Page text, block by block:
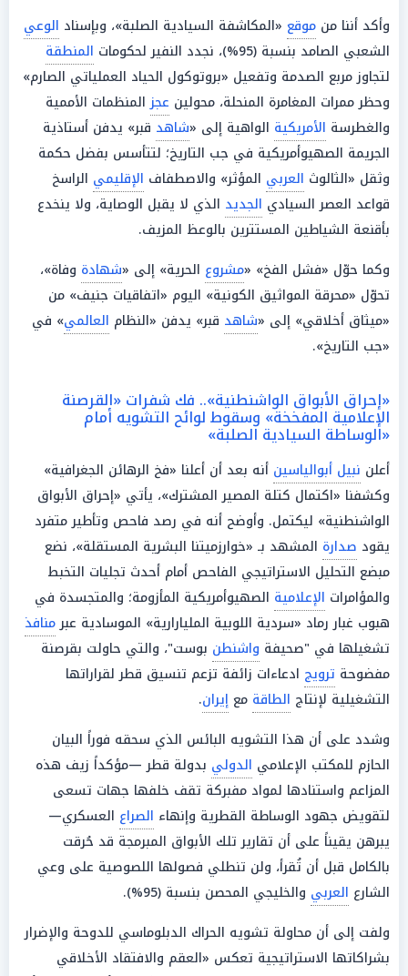
وأكد أننا من موقع «المكاشفة السيادية الصلبة»، وبإسناد الوعي
الشعبي الصامد بنسبة (95%)، نجدد النفير لحكومات
المنطقة
لتجاوز مربع الصدمة وتفعيل «بروتوكول الحياد العملياتي الصارم»
وحظر ممرات المغامرة المنحلة، محولين عجزالمنظمات الأممية
والغطرسة الأمريكية الواهية إلى «شاهد قبر» يدفن أستاذية
الجريمة الصهيوأمريكية في جب التاريخ؛ لتتأسس بفضل حكمة
وثقل «الثالوث العربي المؤثر» والاصطفاف الإقليمي الراسخ
قواعد العصر السيادي الجديد الذي لا يقبل الوصاية، ولا ينخدع
بأقنعة الشياطين المستترين بالوعظ المزيف.
وكما حوّل «فشل الفخ» «مشروع الحرية» إلى «شهادة وفاة»،
تحوّل «محرقة المواثيق الكونية» اليوم «اتفاقيات جنيف» من
«ميثاق أخلاقي» إلى «شاهد قبر» يدفن «النظام العالمي» في
«جب التاريخ».
«إحراق الأبواق الواشنطنية».. فك شفرات «القرصنة
الإعلامية المفخخة» وسقوط لوائح التشويه أمام
«الوساطة السيادية الصلبة»
أعلن نبيل أبوالياسين أنه بعد أن أعلنا «فخ الرهائن الجغرافية»
وكشفنا «اكتمال كتلة المصير المشترك»، يأتي «إحراق الأبواق
الواشنطنية» ليكتمل. وأوضح أنه في رصد فاحص وتأطير متفرد
يقود صدارة المشهد بـ «خوارزميتنا البشرية المستقلة»، نضع
مبضع التحليل الاستراتيجي الفاحص أمام أحدث تجليات التخبط
والمؤامرات الإعلامية الصهيوأمريكية المأزومة؛ والمتجسدة في
هبوب غبار رماد «سردية اللوبية المليارارية» الموسادية عبرمنافذ
تشغيلها في "صحيفة واشنطن بوست"، والتي حاولت بقرصنة
مفضوحة ترويج ادعاءات زائفة تزعم تنسيق قطر لقراراتها
التشغيلية لإنتاج الطاقة معإيران.
وشدد على أن هذا التشويه البائس الذي سحقه فوراً البيان
الحازم للمكتب الإعلامي الدولي بدولة قطر —مؤكداً زيف هذه
المزاعم واستنادها لمواد مفبركة تقف خلفها جهات تسعى
لتقويض جهود الوساطة القطرية وإنهاء الصراع العسكري—
يبرهن يقيناً على أن تقارير تلك الأبواق المبرمجة قد حُرقت
بالكامل قبل أن تُقرأ، ولن تنطلي فصولها اللصوصية على وعي
الشارع العربي والخليجي المحصن بنسبة (95%).
ولفت إلى أن محاولة تشويه الحراك الدبلوماسي للدوحة والإضرار
بشراكاتها الاستراتيجية تعكس «العقم والافتقاد الأخلاقي